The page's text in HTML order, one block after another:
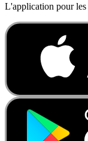
L'application pour les